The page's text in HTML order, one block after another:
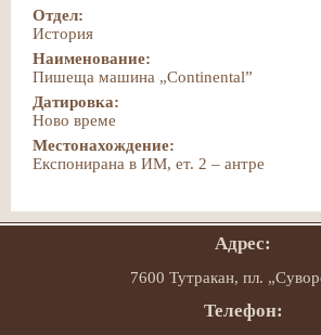
Отдел:
История
Наименование:
Пишеща машина „Continental”
Датировка:
Ново време
Местонахождение:
Експонирана в ИМ, ет. 2 – антре
Адрес:
7600 Тутракан, пл.
Телефон: